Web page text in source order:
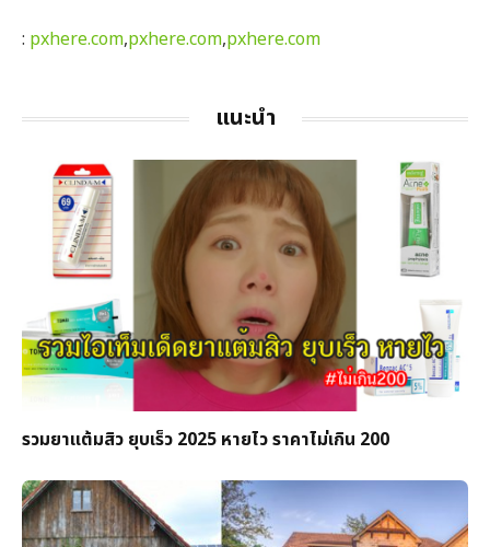
: pxhere.com,pxhere.com,pxhere.com
แนะนำ
รวมยาแต้มสิว ยุบเร็ว 2025 หายไว ราคาไม่เกิน 200